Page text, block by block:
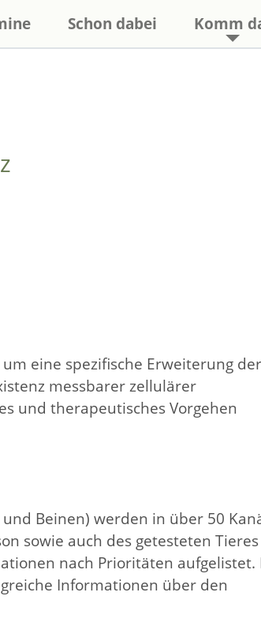
Schon dabei Komm
eine spezifische Erweiterung der
messbarer zellulärer
und therapeutisches Vorgehen
Beinen) werden in über 50
sowie auch des getesteten Tieres
nach Prioritäten aufgelistet.
Informationen über den